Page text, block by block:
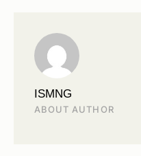
ISMNG
ABOUT AUTHOR